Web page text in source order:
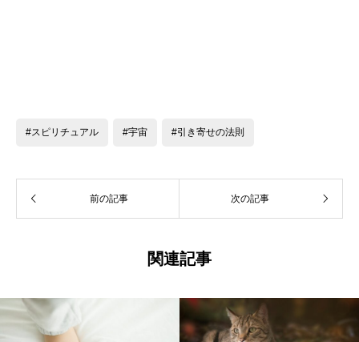
#スピリチュアル #宇宙 #引き寄せの法則
前の記事 次の記事
関連記事